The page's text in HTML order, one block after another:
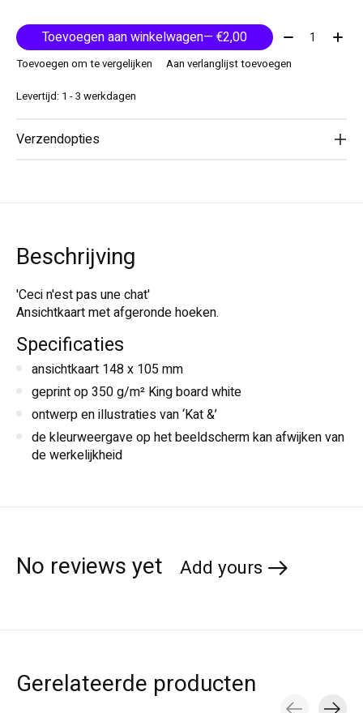
Toevoegen aan winkelwagen — €2,00 Aantal:
Toevoegen om te vergelijken
Aan verlanglijst toevoegen
Levertijd: 1 - 3 werkdagen
Verzendopties
Beschrijving
'Ceci n'est pas une chat'
Ansichtkaart met afgeronde hoeken.
Specificaties
ansichtkaart 148 x 105 mm
geprint op 350 g/m² King board white
ontwerp en illustraties van ‘Kat &’
de kleurweergave op het beeldscherm kan afwijken van
de werkelijkheid
No reviews yet Add yours
Gerelateerde producten